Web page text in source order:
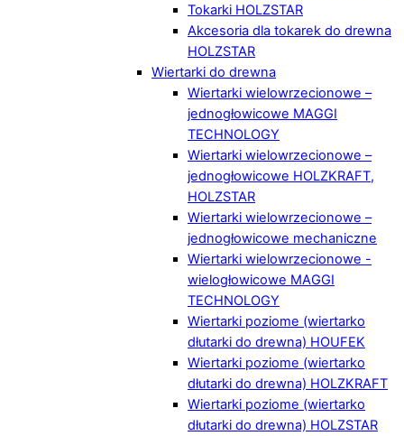
Tokarki HOLZSTAR
Akcesoria dla tokarek do drewna
HOLZSTAR
Wiertarki do drewna
Wiertarki wielowrzecionowe –
jednogłowicowe MAGGI
TECHNOLOGY
Wiertarki wielowrzecionowe –
jednogłowicowe HOLZKRAFT,
HOLZSTAR
Wiertarki wielowrzecionowe –
jednogłowicowe mechaniczne
Wiertarki wielowrzecionowe -
wielogłowicowe MAGGI
TECHNOLOGY
Wiertarki poziome (wiertarko
dłutarki do drewna) HOUFEK
Wiertarki poziome (wiertarko
dłutarki do drewna) HOLZKRAFT
Wiertarki poziome (wiertarko
dłutarki do drewna) HOLZSTAR